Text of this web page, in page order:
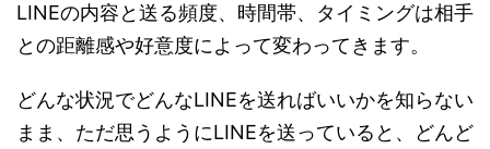
LINEの内容と送る頻度、時間帯、タイミングは相手
との距離感や好意度によって変わってきます。
どんな状況でどんなLINEを送ればいいかを知らない
まま、ただ思うようにLINEを送っていると、どんど